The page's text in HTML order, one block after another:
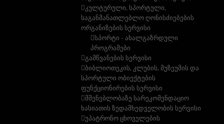
კულტურული, სპორტული,
საგანმანათლებლო ღონისძიებების
ორგანიზების სერვისი
სპორტი - ახალგაზრდული
პროგრამები
გამწვანების სერვისი
ბიბლიოთეკის, კლუბის, მუზეუმის და
სპორტული ობიექტების
ფუნქციონირების სერვისი
მშენებლობაზე სარეკომენდაციო
ხასიათის ზედამხედველობის სერვისი
უპატრონო ცხოველების